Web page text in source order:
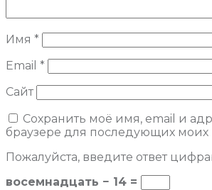
Имя *
Email *
Сайт
Сохранить моё имя, email и
браузере для последующих моих
Пожалуйста, введите ответ
восемнадцать − 14 =